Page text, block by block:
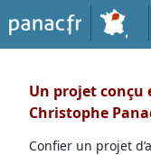
Un projet conçu
Christophe
Confier un projet